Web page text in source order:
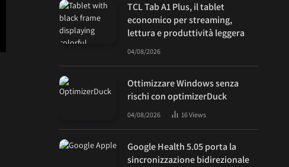
TCL Tab A1 Plus, il tablet
economico per streaming,
lettura e produttività leggera
04/08/2026
Ottimizzare Windows senza
rischi con optimizerDuck
04/08/2026 16Views
Google Health 5.05 porta la
sincronizzazione bidirezionale